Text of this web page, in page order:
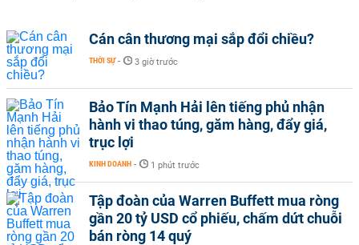
Cán cân thương mại sắp đổi chiều?
THỜI SỰ - 3 giờ trước
Bảo Tín Mạnh Hải lên tiếng phủ nhận
hành vi thao túng, găm hàng, đẩy giá,
trục lợi
KINH DOANH - 1 phút trước
Tập đoàn của Warren Buffett mua ròng
gần 20 tỷ USD cổ phiếu, chấm dứt chuỗi
bán ròng 14 quý